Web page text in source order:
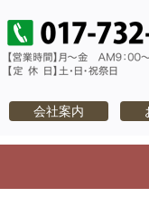
住宅な
会社案内